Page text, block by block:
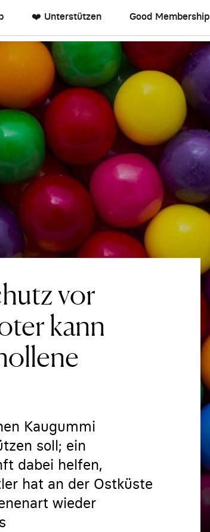
❤️ Unterstützen Good Membership
vor
kann
Kaugummi
soll; ein
dabei helfen,
hat an der Ostküste
wieder